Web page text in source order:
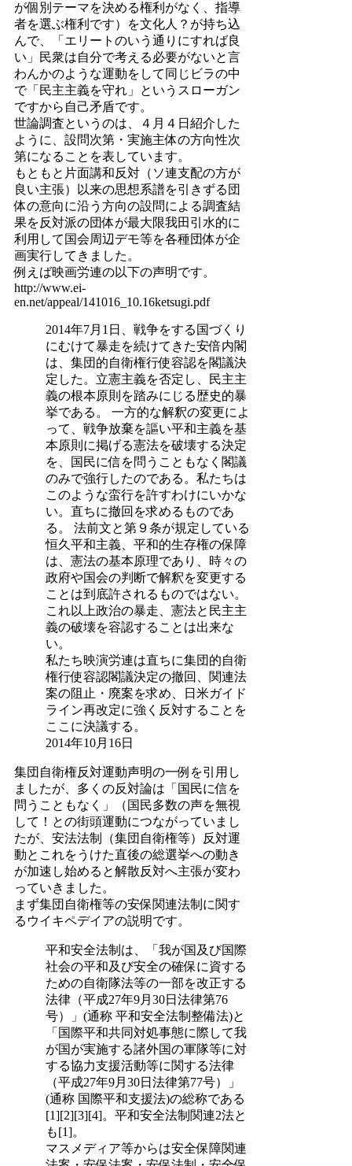
が個別テーマを決める権利がなく、指導
者を選ぶ権利です）を文化人？が持ち込
んで、「エリートのいう通りにすれば良
い」民衆は自分で考える必要がないと言
わんかのような運動をして同じビラの中
で「民主主義を守れ」というスローガン
ですから自己矛盾です。
世論調査というのは、４月４日紹介した
ように、設問次第・実施主体の方向性次
第になることを表しています。
もともと片面講和反対（ソ連支配の方が
良い主張）以来の思想系譜を引きずる団
体の意向に沿う方向の設問による調査結
果を反対派の団体が最大限我田引水的に
利用して国会周辺デモ等を各種団体が企
画実行してきました。
例えば映画労連の以下の声明です。
http://www.ei-
en.net/appeal/141016_10.16ketsugi.pdf
2014年7月1日、戦争をする国づくり
にむけて暴走を続けてきた安倍内閣
は、集団的自衛権行使容認を閣議決
定した。立憲主義を否定し、民主主
義の根本原則を踏みにじる歴史的暴
挙である。 一方的な解釈の変更によ
って、戦争放棄を謳い平和主義を基
本原則に掲げる憲法を破壊する決定
を、国民に信を問うこともなく閣議
のみで強行したのである。私たちは
このような蛮行を許すわけにいかな
い。直ちに撤回を求めるものであ
る。 法前文と第９条が規定している
恒久平和主義、平和的生存権の保障
は、憲法の基本原理であり、時々の
政府や国会の判断で解釈を変更する
ことは到底許されるものではない。
これ以上政治の暴走、憲法と民主主
義の破壊を容認することは出来な
い。
私たち映演労連は直ちに集団的自衛
権行使容認閣議決定の撤回、関連法
案の阻止・廃案を求め、日米ガイド
ライン再改定に強く反対することを
ここに決議する。
2014年10月16日
集団自衛権反対運動声明の一例を引用し
ましたが、多くの反対論は「国民に信を
問うこともなく」（国民多数の声を無視
して！との街頭運動につながっていまし
たが、安法法制（集団自衛権等）反対運
動とこれをうけた直後の総選挙への動き
が加速し始めると解散反対へ主張が変わ
っていきました。
まず集団自衛権等の安保関連法制に関す
るウイキペデイアの説明です。
平和安全法制は、「我が国及び国際
社会の平和及び安全の確保に資する
ための自衛隊法等の一部を改正する
法律（平成27年9月30日法律第76
号）」(通称 平和安全法制整備法)と
「国際平和共同対処事態に際して我
が国が実施する諸外国の軍隊等に対
する協力支援活動等に関する法律
（平成27年9月30日法律第77号）」
(通称 国際平和支援法)の総称である
[1][2][3][4]。平和安全法制関連2法と
も[1]。
マスメディア等からは安全保障関連